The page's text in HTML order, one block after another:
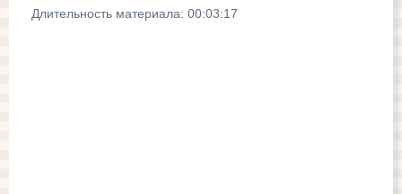
Длительность материала: 00:03:17